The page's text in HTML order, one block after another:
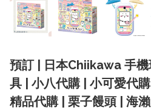
預訂 | 日本Chiikawa 手
具 | 小八代購 | 小可愛代
精品代購 | 栗子饅頭 | 海